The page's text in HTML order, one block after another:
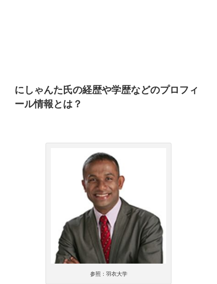
にしゃんた氏の経歴や学歴などのプロフィ
ール情報とは？
参照：羽衣大学